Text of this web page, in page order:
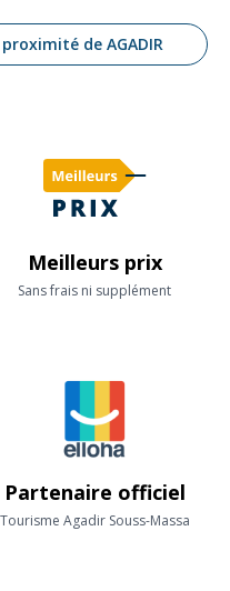
de AGADIR
Meilleurs prix
Sans frais ni supplément
Partenaire officiel
Tourisme Agadir Souss-Massa